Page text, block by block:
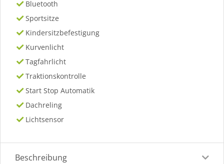
Bluetooth
Sportsitze
Kindersitzbefestigung
Kurvenlicht
Tagfahrlicht
Traktionskontrolle
Start Stop Automatik
Dachreling
Lichtsensor
Beschreibung